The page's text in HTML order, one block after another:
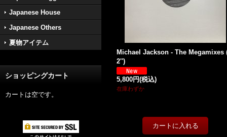
Japanese House
Japanese Others
夏物アイテム
ショッピングカート
カートは空です。
Michael Jackson - The Megamixes
2'')
5,800円(税込)
在庫わずか